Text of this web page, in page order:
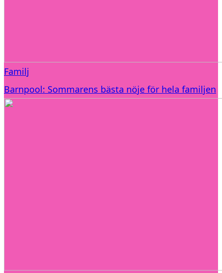
Familj
Barnpool: Sommarens bästa nöje för hela familjen